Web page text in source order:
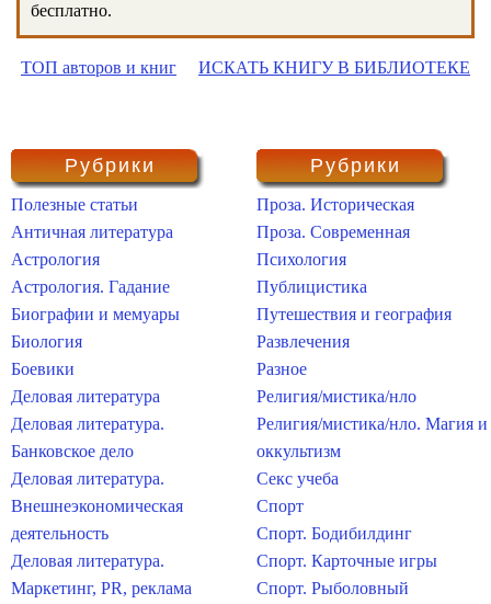
бесплатно.
ТОП авторов и книг ИСКАТЬ КНИГУ В БИБЛИОТЕКЕ
Рубрики
Полезные статьи
Античная литература
Астрология
Астрология. Гадание
Биографии и мемуары
Биология
Боевики
Деловая литература
Деловая литература.
Банковское дело
Деловая литература.
Внешнеэкономическая
деятельность
Деловая литература.
Маркетинг, PR, реклама
Рубрики
Проза. Историческая
Проза. Современная
Психология
Публицистика
Путешествия и география
Развлечения
Разное
Религия/мистика/нло
Религия/мистика/нло. Магия и
оккультизм
Секс учеба
Спорт
Спорт. Бодибилдинг
Спорт. Карточные игры
Спорт. Рыболовный